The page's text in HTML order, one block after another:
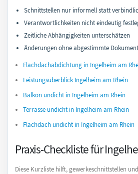
Schnittstellen nur informell statt
Verantwortlichkeiten nicht eindeutig
Zeitliche Abhängigkeiten unterschätzen
Änderungen ohne abgestimmte
Flachdachabdichtung in Ingelheim am
Leistungsüberblick Ingelheim am Rhein
Balkon undicht in Ingelheim am Rhein
Terrasse undicht in Ingelheim am Rhein
Flachdach undicht in Ingelheim am Rhein
Praxis-Checkliste für
Diese Kurzliste hilft, gewerkeschnittstellen